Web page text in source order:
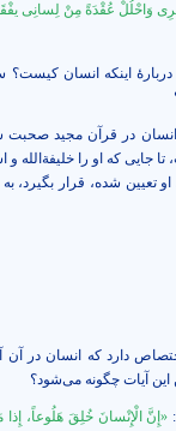
وَاحْلُلْ عُقْدَةً مِنْ لِسانِی
اینکه انسان
در قرآن مجید صحبت
جایی که او را خلیفة‌الله
تعیین شده، قرار بگیرد،
دارد که انسان در
این آیات چگونه می‌شود؟
«إِنَّ الْإِنْسانَ خُلِقَ هَلُوعاً،